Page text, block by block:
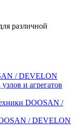
различной
/ DEVELON
и агрегатов
DOOSAN /
/ DEVELON